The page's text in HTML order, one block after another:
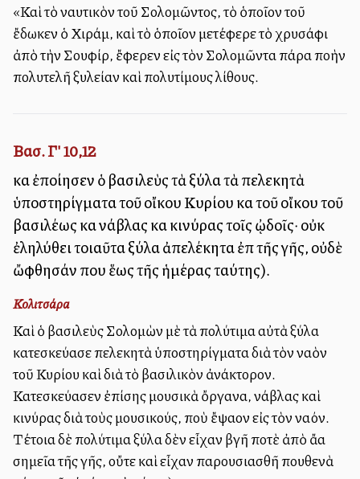
«Καὶ τὸ ναυτικὸν τοῦ Σολομῶντος, τὸ ὁποῖον τοῦ
ἔδωκεν ὁ Χιράμ, καὶ τὸ ὁποῖον μετέφερε τὸ χρυσάφι
ἀπὸ τὴν Σουφίρ, ἔφερεν εἰς τὸν Σολομῶντα πάρα πολλὴν
πολυτελῆ ξυλείαν καὶ πολυτίμους λίθους.
Βασ. Γ' 10,12
καὶ ἐποίησεν ὁ βασιλεὺς τὰ ξύλα τὰ πελεκητὰ
ὑποστηρίγματα τοῦ οἴκου Κυρίου καὶ τοῦ οἴκου τοῦ
βασιλέως καὶ νάβλας καὶ κινύρας τοῖς ᾠδοῖς· οὐκ
ἐληλύθει τοιαῦτα ξύλα ἀπελέκητα ἐπὶ τῆς γῆς, οὐδὲ
ὤφθησάν που ἕως τῆς ἡμέρας ταύτης).
Κολιτσάρα
Καὶ ὁ βασιλεὺς Σολομὼν μὲ τὰ πολύτιμα αὐτὰ ξύλα
κατεσκεύασε πελεκητὰ ὑποστηρίγματα διὰ τὸν ναὸν
τοῦ Κυρίου καὶ διὰ τὸ βασιλικὸν ἀνάκτορον.
Κατεσκεύασεν ἐπίσης μουσικὰ ὄργανα, νάβλας καὶ
κινύρας διὰ τοὺς μουσικούς, ποὺ ἔψαλλον εἰς τὸν ναόν.
Τέτοια δὲ πολύτιμα ξύλα δὲν εἶχαν βγῆ ποτὲ ἀπὸ ἄλλα
σημεῖα τῆς γῆς, οὔτε καὶ εἶχαν παρουσιασθῆ πουθενὰ